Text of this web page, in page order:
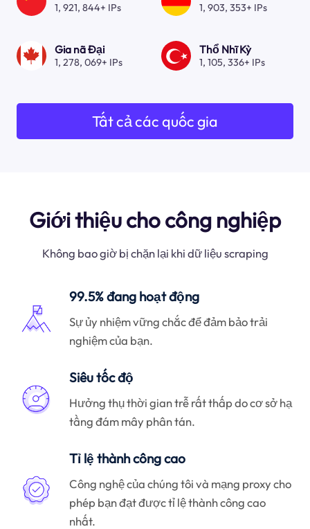
1, 921, 844+ IPs 1, 903, 353+ IPs
Gia nã Đại
1, 278, 069+ IPs
Thổ Nhĩ Kỳ
1, 105, 336+ IPs
Tất cả các quốc gia
Giới thiệu cho công nghiệp
Không bao giờ bị chặn lại khi dữ liệu scraping
99.5% đang hoạt động
Sự ủy nhiệm vững chắc để đảm bảo trải
nghiệm của bạn.
Siêu tốc độ
Hưởng thụ thời gian trễ rất thấp do cơ sở hạ
tầng đám mây phân tán.
Tỉ lệ thành công cao
Công nghệ của chúng tôi và mạng proxy cho
phép bạn đạt được tỉ lệ thành công cao
nhất.